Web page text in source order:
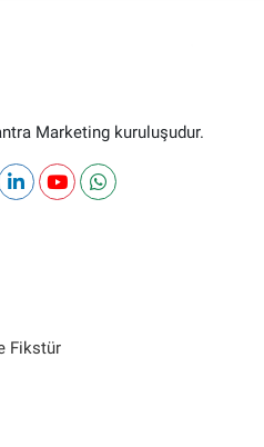
Marketing kuruluşudur.
Fikstür